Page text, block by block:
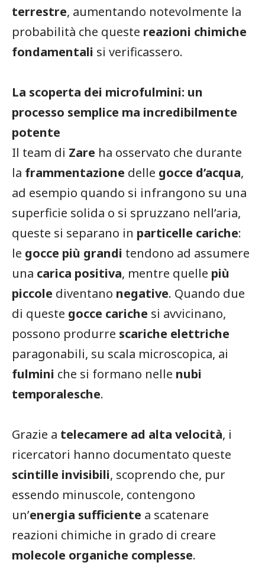
terrestre, aumentando notevolmente la
probabilità che queste reazioni chimiche
fondamentali si verificassero.
La scoperta dei microfulmini: un
processo semplice ma incredibilmente
potente
Il team di Zare ha osservato che durante
la frammentazione delle gocce d’acqua,
ad esempio quando si infrangono su una
superficie solida o si spruzzano nell’aria,
queste si separano in particelle cariche:
le gocce più grandi tendono ad assumere
una carica positiva, mentre quelle più
piccole diventano negative. Quando due
di queste gocce cariche si avvicinano,
possono produrre scariche elettriche
paragonabili, su scala microscopica, ai
fulmini che si formano nelle nubi
temporalesche.
Grazie a telecamere ad alta velocità, i
ricercatori hanno documentato queste
scintille invisibili, scoprendo che, pur
essendo minuscole, contengono
un’energia sufficiente a scatenare
reazioni chimiche in grado di creare
molecole organiche complesse.